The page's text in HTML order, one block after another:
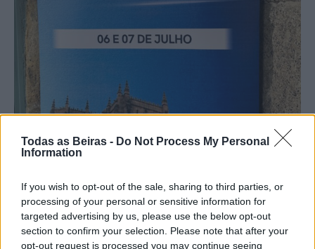
Todas as Beiras - Do Not Process My Personal
Information
If you wish to opt-out of the sale, sharing to third parties, or
processing of your personal or sensitive information for
targeted advertising by us, please use the below opt-out
section to confirm your selection. Please note that after your
opt-out request is processed you may continue seeing